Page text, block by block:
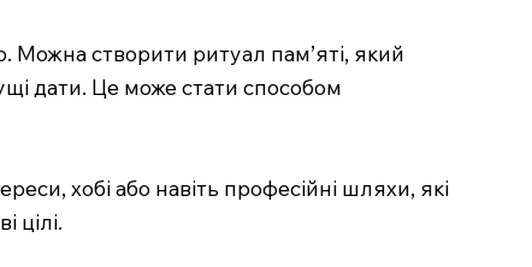
Можна створити ритуал пам’яті, який
дати. Це може стати способом
хобі або навіть професійні шляхи, які
цілі.